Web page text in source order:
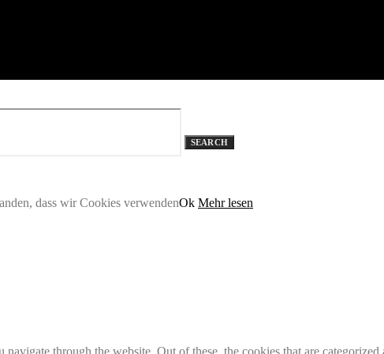
SEARCH
dass wir Cookies verwendenOk Mehr lesen
through the website. Out of these, the cookies that are categorized